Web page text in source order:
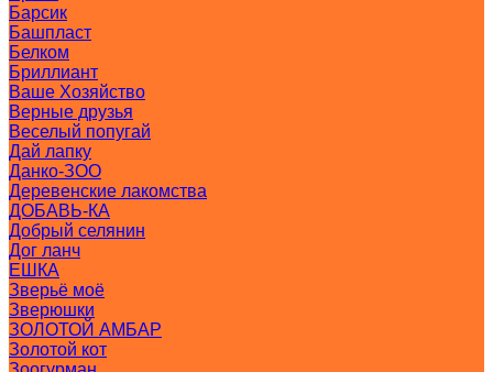
Барсик
Башпласт
Белком
Бриллиант
Ваше Хозяйство
Верные друзья
Веселый попугай
Дай лапку
Данко-ЗОО
Деревенские лакомства
ДОБАВЬ-КА
Добрый селянин
Дог ланч
ЕШКА
Зверьё моё
Зверюшки
ЗОЛОТОЙ АМБАР
Золотой кот